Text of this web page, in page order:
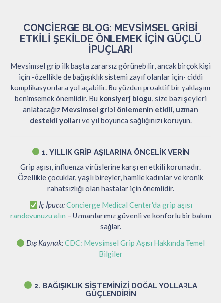
CONCIERGE BLOG: MEVSIMSEL GRIBI
ETKILI ŞEKILDE ÖNLEMEK İÇIN GÜÇLÜ
İPUÇLARI
Mevsimsel grip ilk başta zararsız görünebilir, ancak birçok kişi
için -özellikle de bağışıklık sistemi zayıf olanlar için- ciddi
komplikasyonlara yol açabilir. Bu yüzden proaktif bir yaklaşım
benimsemek önemlidir. Bu konsiyerj blogu, size bazı şeyleri
anlatacağız Mevsimsel gribi önlemenin etkili, uzman
destekli yolları ve yıl boyunca sağlığınızı koruyun.
1. YILLIK GRIP AŞILARINA ÖNCELIK VERIN
Grip aşısı, influenza virüslerine karşı en etkili korumadır.
Özellikle çocuklar, yaşlı bireyler, hamile kadınlar ve kronik
rahatsızlığı olan hastalar için önemlidir.
İç İpucu:Concierge Medical Center'da grip aşısı
randevunuzu alın – Uzmanlarımız güvenli ve konforlu bir bakım
sağlar.
Dış Kaynak:CDC: Mevsimsel Grip Aşısı Hakkında Temel
Bilgiler
2. BAĞIŞIKLIK SISTEMINIZI DOĞAL YOLLARLA
GÜÇLENDIRIN